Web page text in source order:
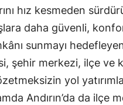
hız kesmeden
daha güvenli,
sunmayı
şehir merkezi, ilçe ve
yol
Andırın’da da ilçe